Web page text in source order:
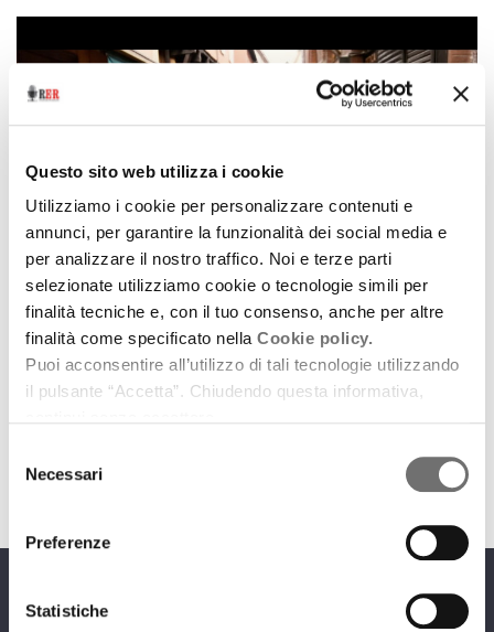
Questo sito web utilizza i cookie
Utilizziamo i cookie per personalizzare contenuti e
annunci, per garantire la funzionalità dei social media e
per analizzare il nostro traffico. Noi e terze parti
selezionate utilizziamo cookie o tecnologie simili per
finalità tecniche e, con il tuo consenso, anche per altre
finalità come specificato nella Cookie policy.
Puoi acconsentire all’utilizzo di tali tecnologie utilizzando
il pulsante “Accetta”. Chiudendo questa informativa,
delNecessari
Preferenze
Statistiche
Emilia-Romagna Music Commission
Tre anni di Legge Musica: suona la playlist del 2020
8 febbraio 2021